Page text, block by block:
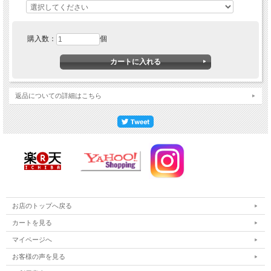
購入数： 個
返品についての詳細はこちら
お店のトップへ戻る
カートを見る
マイページへ
お客様の声を見る